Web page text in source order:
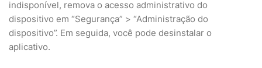
indisponível, remova o acesso administrativo do
dispositivo em “Segurança” > “Administração do
dispositivo”. Em seguida, você pode desinstalar o
aplicativo.